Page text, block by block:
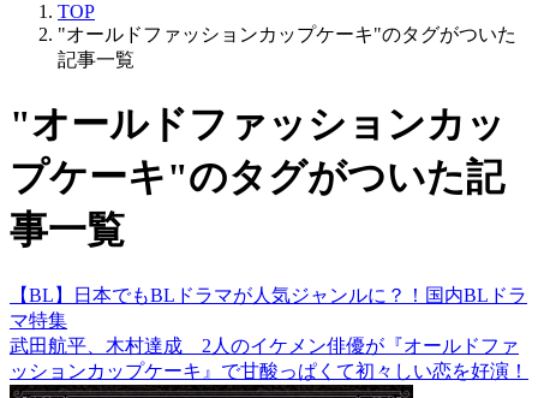
TOP
"オールドファッションカップケーキ"のタグがついた
記事一覧
"オールドファッションカッ
プケーキ"のタグがついた記
事一覧
【BL】日本でもBLドラマが人気ジャンルに？！国内BLドラ
マ特集
武田航平、木村達成 2人のイケメン俳優が『オールドファ
ッションカップケーキ』で甘酸っぱくて初々しい恋を好演！